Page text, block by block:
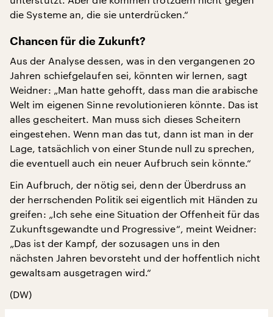
die Systeme an, die sie unterdrücken.“
Chancen für die Zukunft?
Aus der Analyse dessen, was in den vergangenen 20
Jahren schiefgelaufen sei, könnten wir lernen, sagt
Weidner: „Man hatte gehofft, dass man die arabische
Welt im eigenen Sinne revolutionieren könnte. Das ist
alles gescheitert. Man muss sich dieses Scheitern
eingestehen. Wenn man das tut, dann ist man in der
Lage, tatsächlich von einer Stunde null zu sprechen,
die eventuell auch ein neuer Aufbruch sein könnte.“
Ein Aufbruch, der nötig sei, denn der Überdruss an
der herrschenden Politik sei eigentlich mit Händen zu
greifen: „Ich sehe eine Situation der Offenheit für das
Zukunftsgewandte und Progressive“, meint Weidner:
„Das ist der Kampf, der sozusagen uns in den
nächsten Jahren bevorsteht und der hoffentlich nicht
gewaltsam ausgetragen wird.“
(DW)